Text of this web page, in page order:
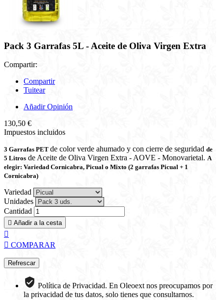
Pack 3 Garrafas 5L - Aceite de Oliva Virgen Extra
Compartir:
Compartir
Tuitear
Añadir Opinión
130,50 €
Impuestos incluidos
3 Garrafas PET de color verde ahumado y con cierre de seguridad de
5 Litros de Aceite de Oliva Virgen Extra - AOVE - Monovarietal. A
elegir: Variedad Cornicabra, Picual o Mixto (2 garrafas Picual + 1
Cornicabra)
Variedad
Unidades
Cantidad
 Añadir a la cesta

 COMPARAR
Política de Privacidad. En Oleoext nos preocupamos por
la privacidad de tus datos, solo tienes que consultarnos.